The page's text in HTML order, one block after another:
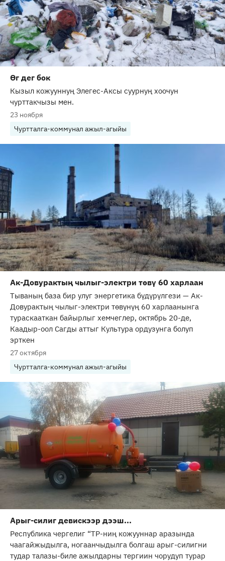
Өг дег бок
Кызыл кожууннуң Элегес-Аксы суурнуң хоочун
чурттакчызы мен.
23 ноября
Чуртталга-коммунал ажыл-агыйы
Ак-Довурактың чылыг-электри төвү 60 харлаан
Тываның база бир улуг энергетика бүдүрүлгези — Ак-
Довурактың чылыг-электри төвүнүң 60 харлаанынга
тураскааткан байырлыг хемчеглер, октябрь 20-де,
Каадыр-оол Сагды аттыг Культура ордузунга болуп
эрткен
27 октября
Чуртталга-коммунал ажыл-агыйы
Арыг-силиг девискээр дээш...
Республика чергелиг “ТР-ниң кожууннар аразында
чаагайжыдылга, ногаанчыдылга болгаш арыг-силигни
тудар талазы-биле ажылдарны тергиин чорудуп турар